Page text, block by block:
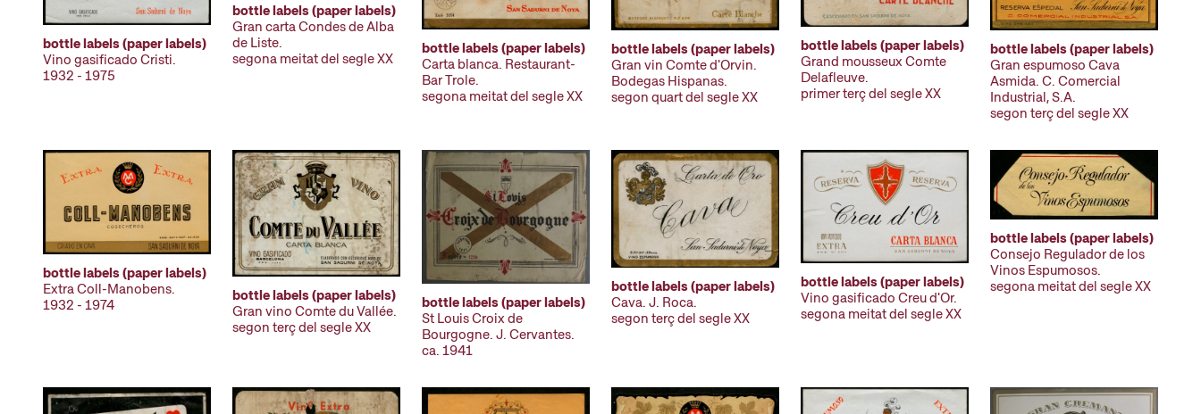
bottle labels (paper labels)
Vino gasificado Cristi.
1932 - 1975
bottle labels (paper labels)
Gran carta Condes de Alba
de Liste.
segona meitat del segle XX
bottle labels (paper labels)
Carta blanca. Restaurant-
Bar Trole.
segona meitat del segle XX
bottle labels (paper labels)
Gran vin Comte d'Orvin.
Bodegas Hispanas.
segon quart del segle XX
bottle labels (paper labels)
Grand mousseux Comte
Delafleuve.
primer terç del segle XX
bottle labels (paper labels)
Gran espumoso Cava
Asmida. C. Comercial
Industrial, S.A.
segon terç del segle XX
bottle labels (paper labels)
Extra Coll-Manobens.
1932 - 1974
bottle labels (paper labels)
Gran vino Comte du Vallée.
segon terç del segle XX
bottle labels (paper labels)
St Louis Croix de
Bourgogne. J. Cervantes.
ca. 1941
bottle labels (paper labels)
Cava. J. Roca.
segon terç del segle XX
bottle labels (paper labels)
Vino gasificado Creu d'Or.
segona meitat del segle XX
bottle labels (paper labels)
Consejo Regulador de los
Vinos Espumosos.
segona meitat del segle XX